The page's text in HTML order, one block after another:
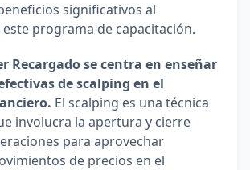
significativos al
programa de capacitación.
Recargado se centra en enseñar
de scalping en el
El scalping es una técnica
involucra la apertura y cierre
para aprovechar
de precios en el